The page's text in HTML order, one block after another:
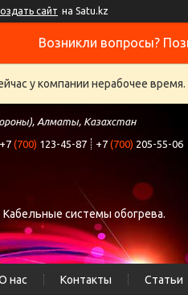
сайт на Satu.kz
Возникли вопросы?
у компании нерабочее
Алматы, Казахстан
+7 (700) 123-45-87 +7 (700) 205-55-06
Кабельные системы обогрева.
нас Контакты Статьи